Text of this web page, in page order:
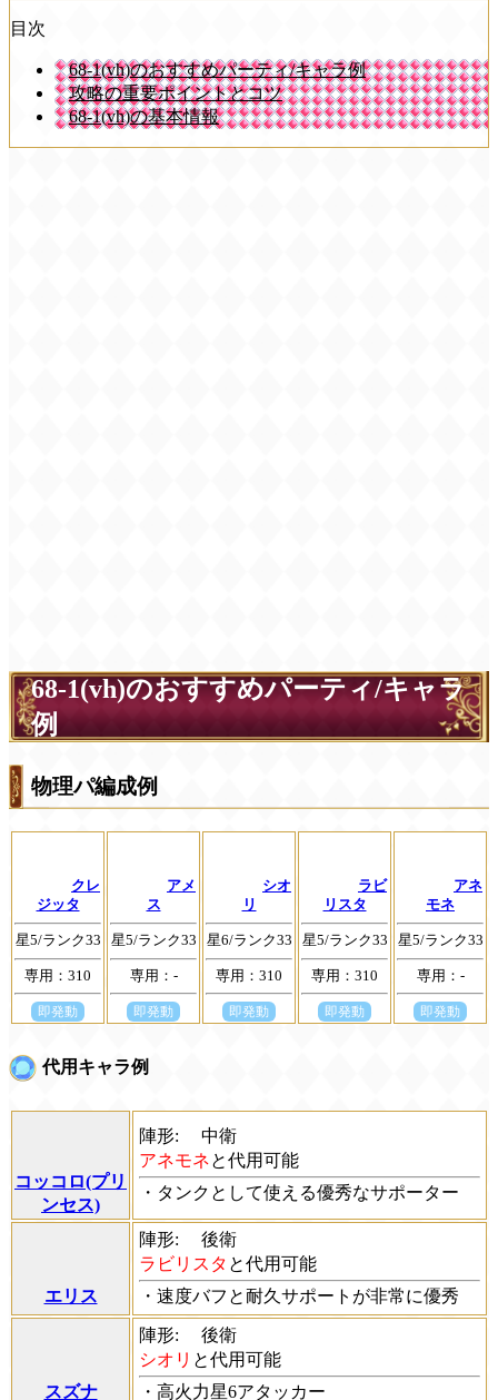
目次
68-1(vh)のおすすめパーティ/キャラ例
攻略の重要ポイントとコツ
68-1(vh)の基本情報
68-1(vh)のおすすめパーティ/キャラ
例
物理パ編成例
クレ
ジッタ
星5/ランク33
専用：310
即発動
アメ
ス
星5/ランク33
専用：-
即発動
シオ
リ
星6/ランク33
専用：310
即発動
ラビ
リスタ
星5/ランク33
専用：310
即発動
アネ
モネ
星5/ランク33
専用：-
即発動
代用キャラ例
コッコロ(プリ
ンセス)
陣形:
中衛
アネモネと代用可能
・タンクとして使える優秀なサポーター
エリス
陣形:
後衛
ラビリスタ と代用可能
・速度バフと耐久サポートが非常に優秀
スズナ
陣形:
後衛
シオリ と代用可能
・高火力星6アタッカー